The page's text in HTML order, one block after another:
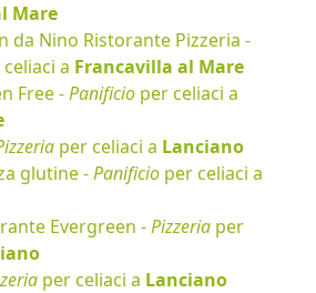
Mare
da Nino Ristorante Pizzeria -
a Francavilla al Mare
Free -Panificio per celiaci a
per celiaci a Lanciano
glutine -Panificio per celiaci a
Evergreen -Pizzeria per
per celiaci a Lanciano